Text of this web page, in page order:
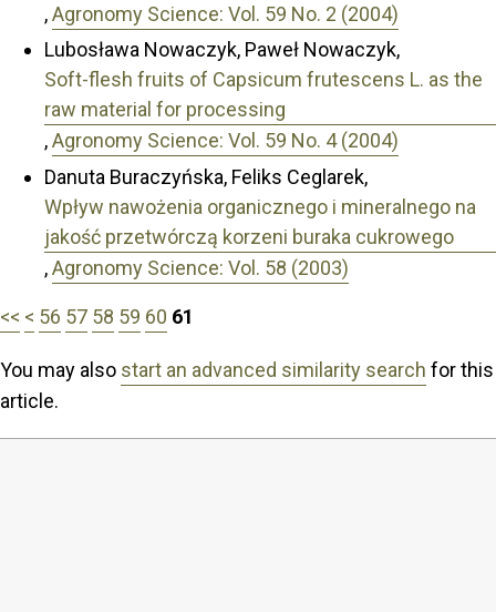
,Agronomy Science: Vol. 59 No. 2 (2004)
Lubosława Nowaczyk, Paweł Nowaczyk,
Soft-flesh fruits of Capsicum frutescens L. as the
raw material for processing
,Agronomy Science: Vol. 59 No. 4 (2004)
Danuta Buraczyńska, Feliks Ceglarek,
Wpływ nawożenia organicznego i mineralnego na
jakość przetwórczą korzeni buraka cukrowego
,Agronomy Science: Vol. 58 (2003)
<< < 56 57 58 59 60 61
You may also start an advanced similarity search for this
article.